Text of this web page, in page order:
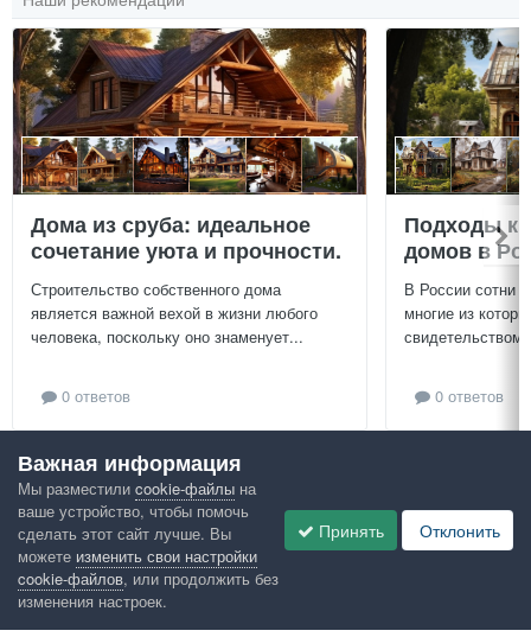
Дома из сруба: идеальное
сочетание уюта и прочности.
Строительство собственного дома
является важной вехой в жизни любого
человека, поскольку оно знаменует...
0 ответов
Подходы к
домов в
В России сотни
многие из
свидетельством
0 ответов
Посмотреть всё
Google рекомендует
Важная информация
Мы разместили cookie-файлы на
ваше устройство, чтобы помочь
сделать этот сайт лучше. Вы
можете изменить свои настройки
cookie-файлов, или продолжить без
изменения настроек.
Принять Отклонить